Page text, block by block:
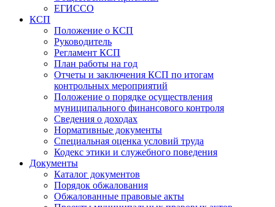
ЕГИССО
КСП
Положение о КСП
Руководитель
Регламент КСП
План работы на год
Отчеты и заключения КСП по итогам
контрольных мероприятий
Положение о порядке осуществления
муниципального финансового контроля
Сведения о доходах
Нормативные документы
Специальная оценка условий труда
Кодекс этики и служебного поведения
Документы
Каталог документов
Порядок обжалования
Обжалованные правовые акты